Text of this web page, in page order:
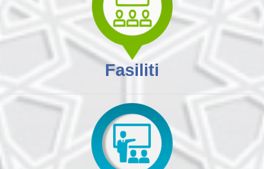
Fasiliti